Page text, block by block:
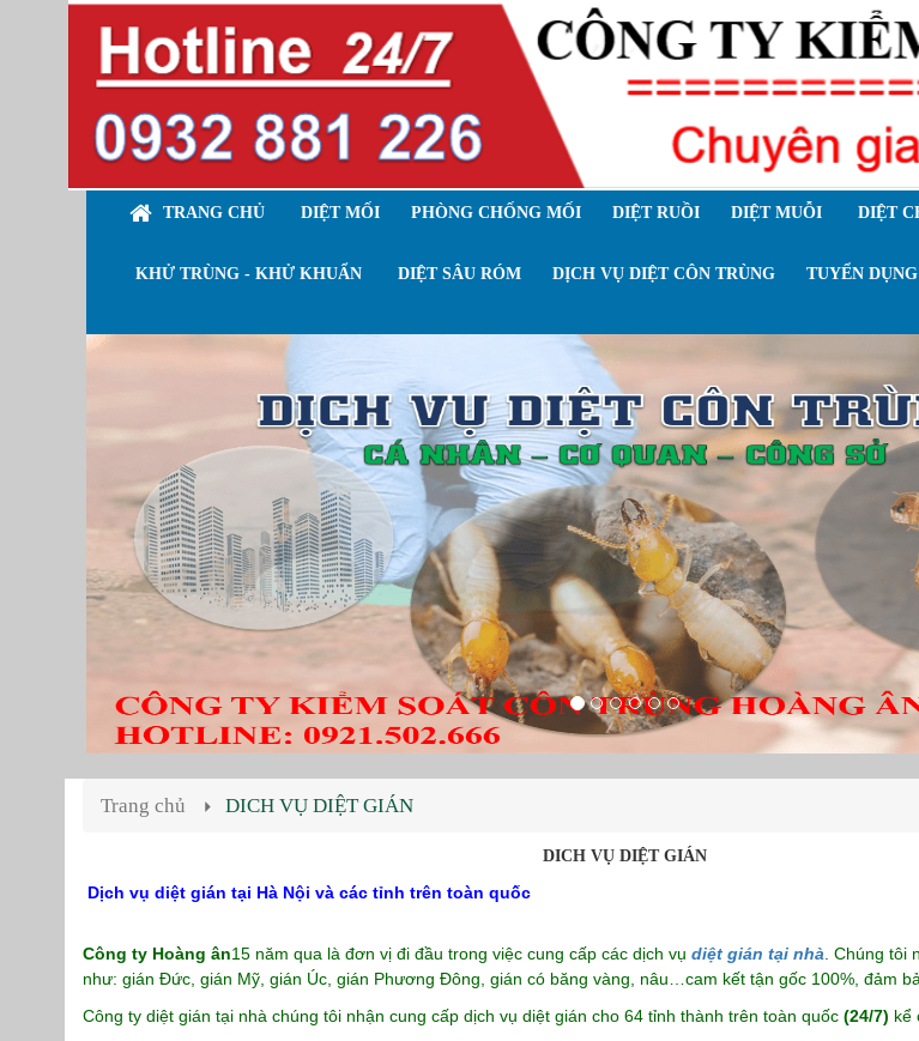
TRANG CHỦ DIỆT MỐI PHÒNG CHỐNG MỐI DIỆT RUỒI DIỆT MUỖI DIỆT
KHỬ TRÙNG - KHỬ KHUẨN DIỆT SÂU RÓM DỊCH VỤ DIỆT CÔN TRÙNG TUYỂN DỤNG
Trang chủ DICH VỤ DIỆT GIÁN
DICH VỤ DIỆT GIÁN
Dịch vụ diệt gián tại Hà Nội và các tỉnh trên toàn quốc
Công ty Hoàng ân15 năm qua là đơn vị đi đầu trong việc cung cấp các dịch vụ diệt gián tại nhà Chúng tôi
như: gián Đức, gián Mỹ, gián Úc, gián Phương Đông, gián có băng vàng, nâu…cam kết tận gốc 100%, đảm
Công ty diệt gián tại nhà chúng tôi nhận cung cấp dịch vụ diệt gián cho 64 tỉnh thành trên toàn quốc (24/7) kể